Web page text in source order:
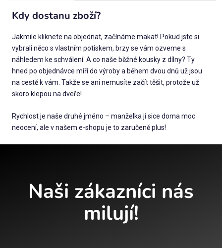
Kdy dostanu zboží?
Jakmile kliknete na objednat, začínáme makat! Pokud jste si
vybrali něco s vlastním potiskem, brzy se vám ozveme s
náhledem ke schválení. A co naše běžné kousky z dílny? Ty
hned po objednávce míří do výroby a během dvou dnů už jsou
na cestě k vám. Takže se ani nemusíte začít těšit, protože už
skoro klepou na dveře!
Rychlost je naše druhé jméno – manželka ji sice doma moc
neocení, ale v našem e-shopu je to zaručeně plus!
Naši zákazníci nás
milují!